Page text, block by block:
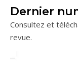
Dernier
Consultez et
revue.